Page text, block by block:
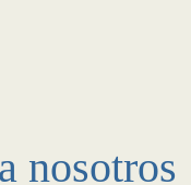
nosotros